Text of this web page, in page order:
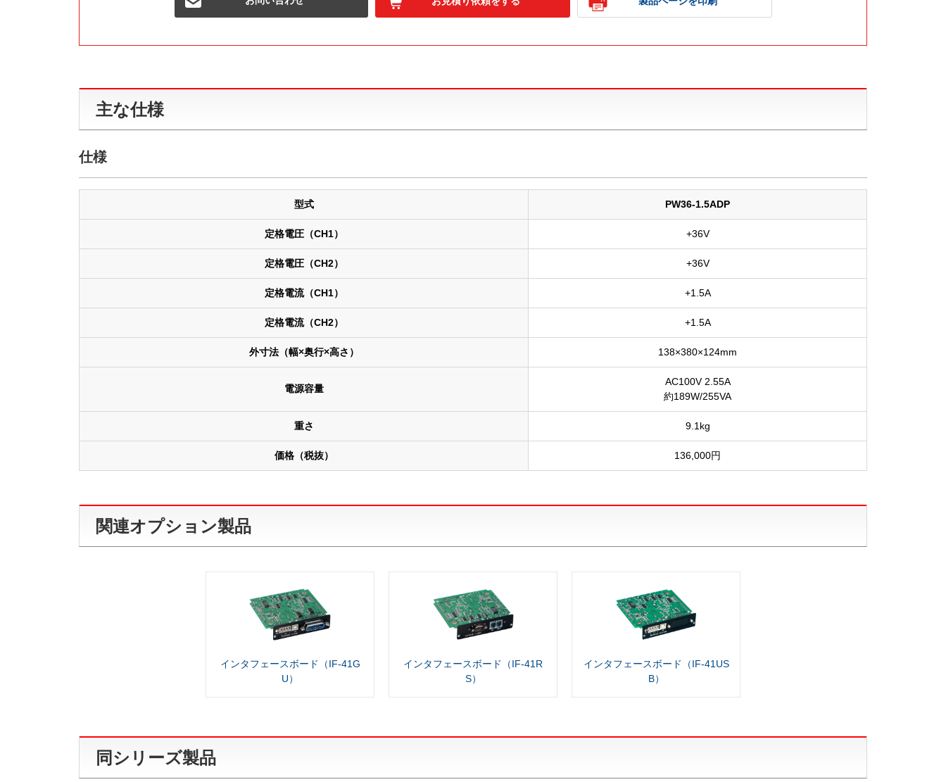
主な仕様
仕様
型式 PW36-1.5ADP
定格電圧（CH1） +36V
定格電圧（CH2） +36V
定格電流（CH1） +1.5A
定格電流（CH2） +1.5A
外寸法（幅×奥行×高さ） 138×380×124mm
電源容量
AC100V 2.55A
約189W/255VA
重さ 9.1kg
価格（税抜） 136,000円
関連オプション製品
インタフェースボード（IF-41G
U）
インタフェースボード（IF-41R
S）
インタフェースボード（IF-41US
B）
同シリーズ製品